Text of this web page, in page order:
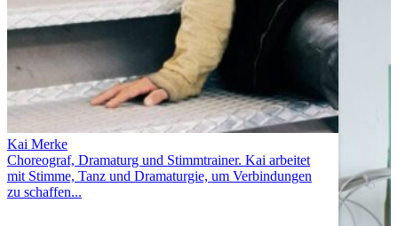
Kai Merke
Choreograf, Dramaturg und Stimmtrainer. Kai arbeitet
mit Stimme, Tanz und Dramaturgie, um Verbindungen
zu schaffen...